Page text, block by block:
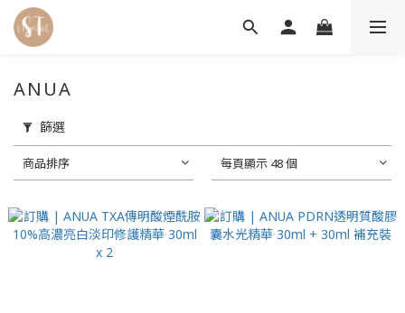
ANUA
篩選
商品排序 每頁顯示 48 個